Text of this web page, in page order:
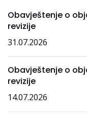
Obavještenje o
revizije
31.07.2026
Obavještenje o
revizije
14.07.2026